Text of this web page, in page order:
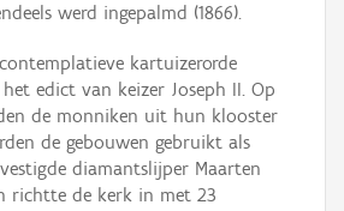
werd ingepalmd (1866).
kartuizerorde
edict van keizer Joseph II. Op
de monniken uit hun klooster
de gebouwen gebruikt als
vestigde diamantslijper Maarten
richtte de kerk in met 23